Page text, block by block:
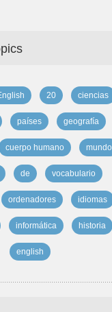
20 ciencias
países geografía
cuerpo humano mundo
de vocabulario
ordenadores idiomas
informática historia
english